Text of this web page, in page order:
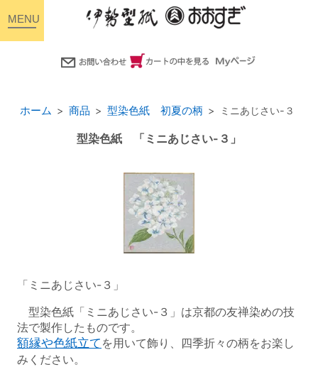
ホーム 商品 型染色紙 初夏の柄 ミニあじさい-３
型染色紙 「ミニあじさい-３」
「ミニあじさい-３」
型染色紙「ミニあじさい-３」は京都の友禅染めの技
法で製作したものです。
額縁や色紙立て を用いて飾り、四季折々の柄をお楽し
みください。
toggle
navigation